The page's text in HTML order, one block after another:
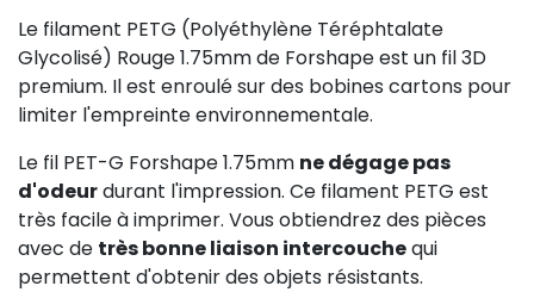
Le filament PETG (Polyéthylène Téréphtalate
Glycolisé) Rouge 1.75mm de Forshape est un fil 3D
premium. Il est enroulé sur des bobines cartons pour
limiter l'empreinte environnementale.
Le fil PET-G Forshape 1.75mm ne dégage pas
d'odeurdurant l'impression. Ce filament PETG est
très facile à imprimer. Vous obtiendrez des pièces
avec de très bonne liaison intercouchequi
permettent d'obtenir des objets résistants.